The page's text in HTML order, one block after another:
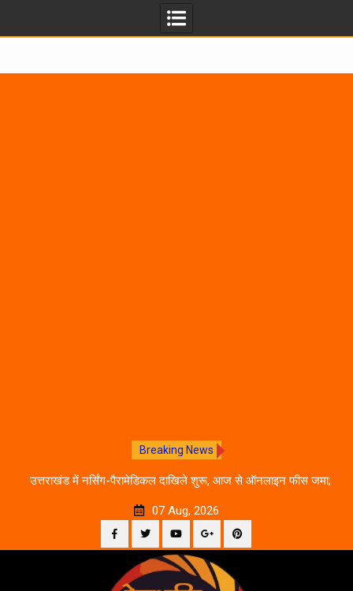
Breaking News
उत्तराखंड में नर्सिंग-पैरामेडिकल दाखिले शुरू, आज से ऑनलाइन फीस जमा;
07 Aug, 2026
Facebook
TwitterYouTubePlus
Google